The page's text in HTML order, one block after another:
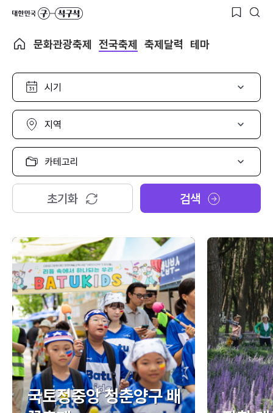
문화관광축제 전국축제 축제달력 테마
시
선
택
지
선
택
카
고
리
택
초기화 검색
국토정중앙 청춘양구 배